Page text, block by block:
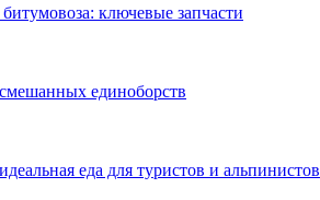
ключевые запчасти
единоборств
еда для туристов и альпинистов